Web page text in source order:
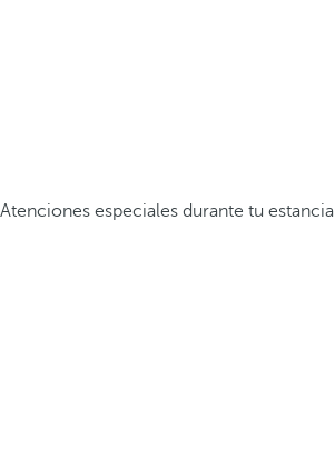
Atenciones especiales durante tu estancia